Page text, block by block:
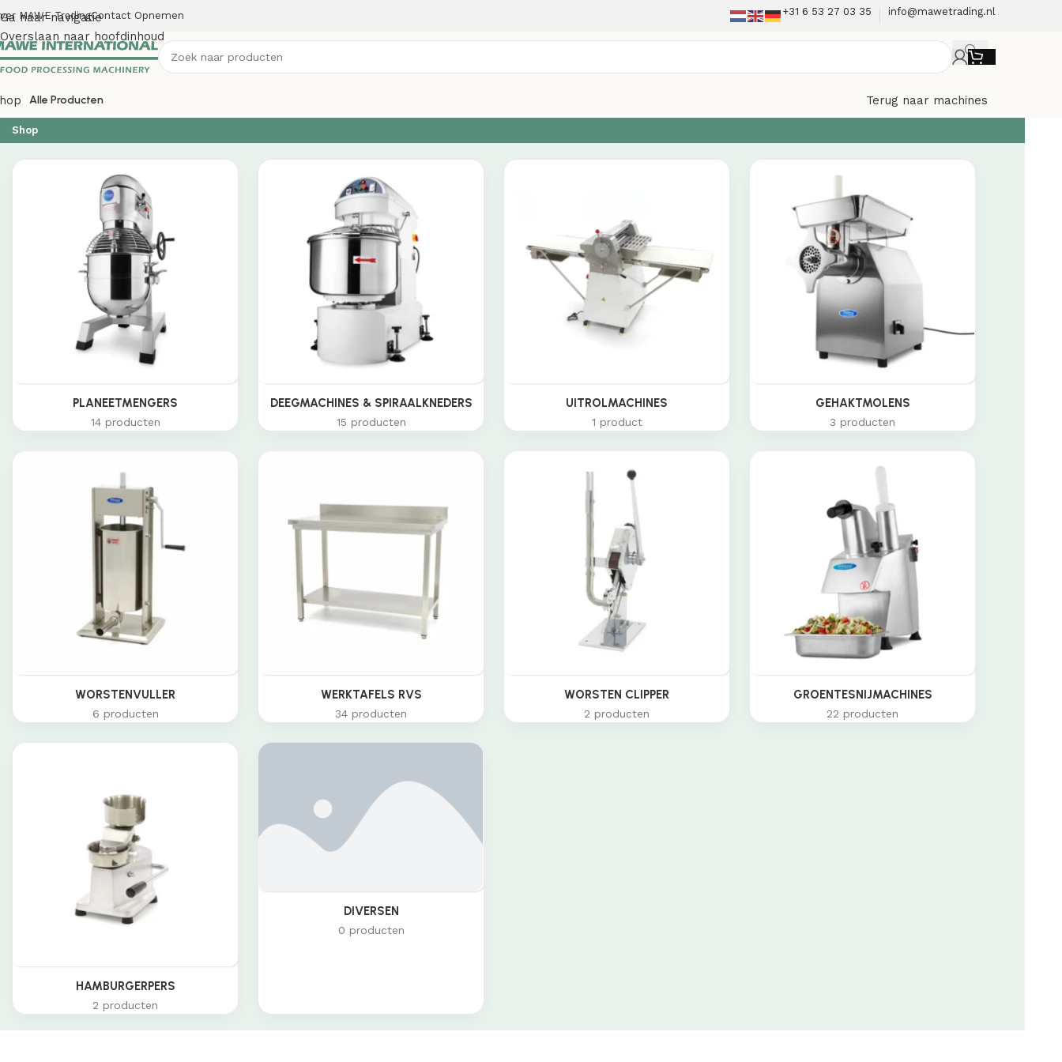
Ga naar navigatie
Overslaan naar hoofdinhoud
MAWE TradingContact Opnemen +31 6 53 27 03 35 info@mawetrading.nl
Alle Producten Terug naar machines
Shop
PLANEETMENGERS
14 producten
DEEGMACHINES & SPIRAALKNEDERS
15 producten
UITROLMACHINES
1 product
GEHAKTMOLENS
3 producten
WORSTENVULLER
6 producten
WERKTAFELS RVS
34 producten
WORSTEN CLIPPER
2 producten
GROENTESNIJMACHINES
22 producten
HAMBURGERPERS
2 producten
DIVERSEN
0 producten